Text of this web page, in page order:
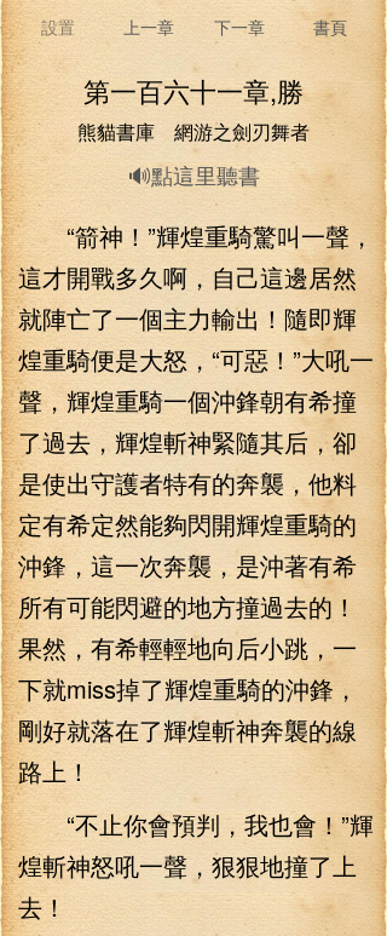
設置 上一章 下一章 書頁
第一百六十一章,勝
熊貓書庫 網游之劍刃舞者
🔊點這里聽書
“箭神！”輝煌重騎驚叫一聲，
這才開戰多久啊，自己這邊居然
就陣亡了一個主力輸出！隨即輝
煌重騎便是大怒，“可惡！”大吼一
聲，輝煌重騎一個沖鋒朝有希撞
了過去，輝煌斬神緊隨其后，卻
是使出守護者特有的奔襲，他料
定有希定然能夠閃開輝煌重騎的
沖鋒，這一次奔襲，是沖著有希
所有可能閃避的地方撞過去的！
果然，有希輕輕地向后小跳，一
下就miss掉了輝煌重騎的沖鋒，
剛好就落在了輝煌斬神奔襲的線
路上！
“不止你會預判，我也會！”輝
煌斬神怒吼一聲，狠狠地撞了上
去！